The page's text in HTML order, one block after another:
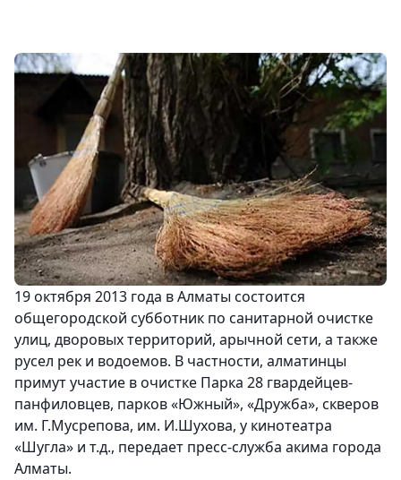
19 октября 2013 года в Алматы состоится
общегородской субботник по санитарной очистке
улиц, дворовых территорий, арычной сети, а также
русел рек и водоемов. В частности, алматинцы
примут участие в очистке Парка 28 гвардейцев-
панфиловцев, парков «Южный», «Дружба», скверов
им. Г.Мусрепова, им. И.Шухова, у кинотеатра
«Шугла» и т.д., передает пресс-служба акима города
Алматы.